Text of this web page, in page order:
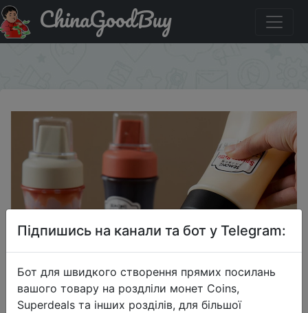
Акція на Бутылки для приправ с насадками, 5
отверстий, 350 мл
ChinaGoodBuy
Підпишись на канали та бот у Telegram:
Бот для швидкого створення прямих посилань
вашого товару на роздліли монет Coins,
Superdeals та інших розділів, для більшої